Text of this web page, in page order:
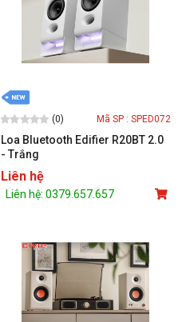
(0) Mã SP : SPED072
Loa Bluetooth Edifier R20BT 2.0
- Trắng
Liên hệ
Liên hệ: 0379.657.657